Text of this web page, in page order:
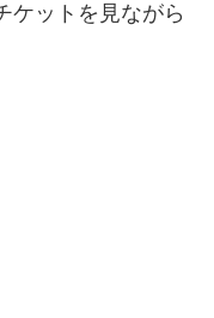
ケットを見ながら